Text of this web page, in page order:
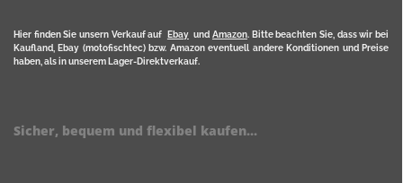
Hier finden Sie unsern Verkauf auf Ebayund Amazon. Bitte beachten Sie, dass wir bei
Kaufland, Ebay (motofischtec) bzw. Amazon eventuell andere Konditionen und Preise
haben, als in unserem Lager-Direktverkauf.
Sicher, bequem und flexibel kaufen...